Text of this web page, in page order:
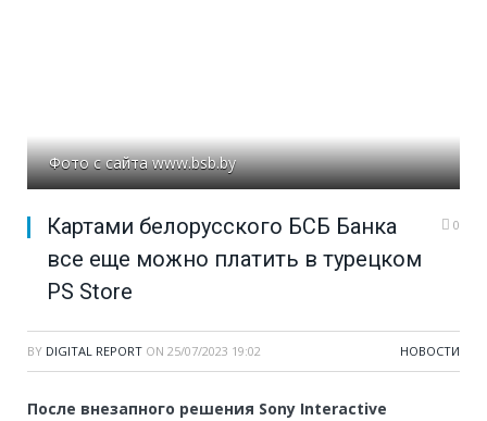
Фото с сайта www.bsb.by
Картами белорусского БСБ Банка
все еще можно платить в турецком
PS Store
0
BY DIGITAL REPORT ON 25/07/2023 19:02 НОВОСТИ
После внезапного решения Sony Interactive